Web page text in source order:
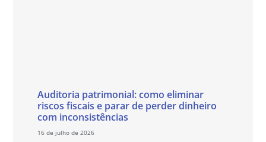
Auditoria patrimonial: como eliminar
riscos fiscais e parar de perder dinheiro
com inconsistências
16 de julho de 2026